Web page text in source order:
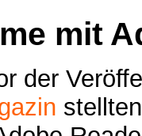
mit
der